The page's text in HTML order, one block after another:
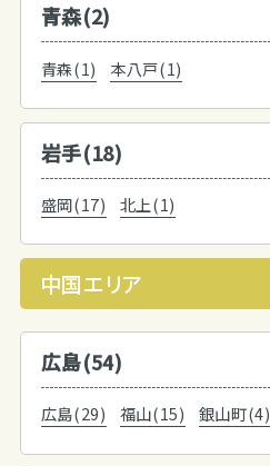
青森(2)
青森(1) 本八戸(1)
岩手(18)
盛岡(17) 北上(1)
中国エリア
広島(54)
広島(29) 福山(15) 銀山町(4)